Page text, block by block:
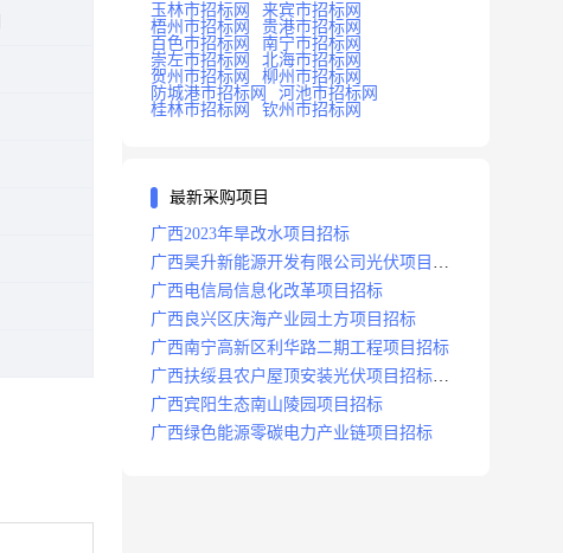
玉林市招标网
来宾市招标网
梧州市招标网
贵港市招标网
百色市招标网
南宁市招标网
崇左市招标网
北海市招标网
贺州市招标网
柳州市招标网
防城港市招标网
河池市招标网
桂林市招标网
钦州市招标网
最新采购项目
广西2023年旱改水项目招标
广西昊升新能源开发有限公司光伏项目招
标
广西电信局信息化改革项目招标
广西良兴区庆海产业园土方项目招标
广西南宁高新区利华路二期工程项目招标
广西扶绥县农户屋顶安装光伏项目招标公
告
广西宾阳生态南山陵园项目招标
广西绿色能源零碳电力产业链项目招标